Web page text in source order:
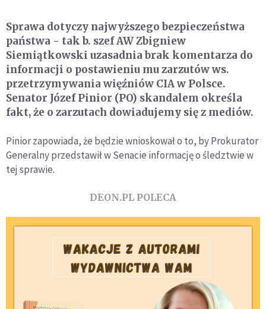
Sprawa dotyczy najwyższego bezpieczeństwa
państwa - tak b. szef AW Zbigniew
Siemiątkowski uzasadnia brak komentarza do
informacji o postawieniu mu zarzutów ws.
przetrzymywania więźniów CIA w Polsce.
Senator Józef Pinior (PO) skandalem określa
fakt, że o zarzutach dowiadujemy się z mediów.
Pinior zapowiada, że będzie wnioskował o to, by Prokurator
Generalny przedstawił w Senacie informację o śledztwie w
tej sprawie.
DEON.PL POLECA